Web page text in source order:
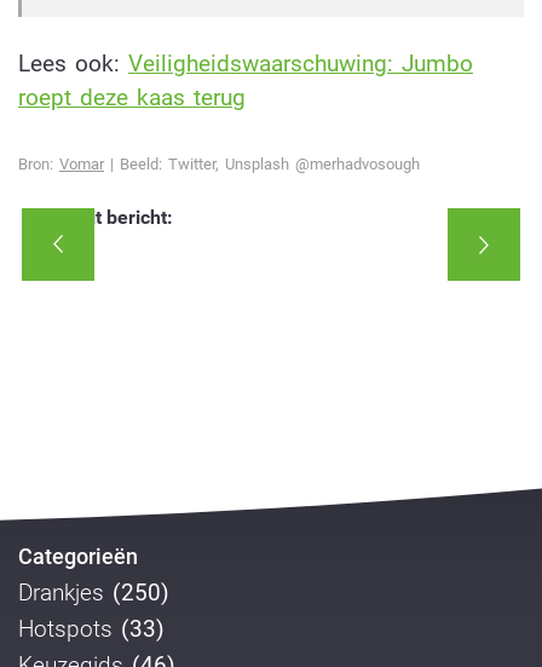
Lees ook: Veiligheidswaarschuwing: Jumbo
roept deze kaas terug
Bron: Vomar | Beeld: Twitter, Unsplash @merhadvosough
Deel dit bericht:
Categorieën
Drankjes (250)
Hotspots (33)